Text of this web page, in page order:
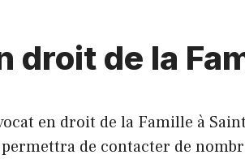
droit de la
en droit de la Famille à
de contacter de